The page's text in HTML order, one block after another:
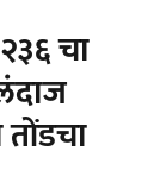
चा